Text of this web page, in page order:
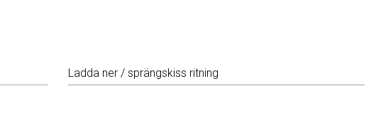
Ladda ner / sprängskiss ritning